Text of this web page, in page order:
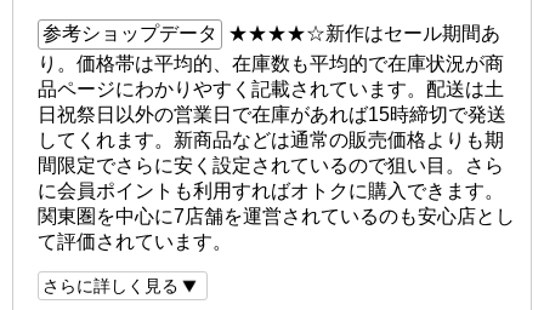
参考ショップデータ ★★★★☆新作はセール期間あ
り。価格帯は平均的、在庫数も平均的で在庫状況が商
品ページにわかりやすく記載されています。配送は土
日祝祭日以外の営業日で在庫があれば15時締切で発送
してくれます。新商品などは通常の販売価格よりも期
間限定でさらに安く設定されているので狙い目。さら
に会員ポイントも利用すればオトクに購入できます。
関東圏を中心に7店舗を運営されているのも安心店とし
て評価されています。
さらに詳しく見る